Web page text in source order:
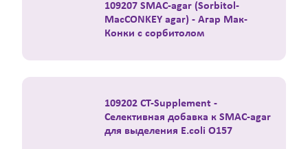
109207 SMAC-agar (Sorbitol-
MacCONKEY agar) - Агар Мак-
Конки с сорбитолом
109202 СТ-Supplement -
Селективная добавка к SMAC-agar
для выделения E.coli O157